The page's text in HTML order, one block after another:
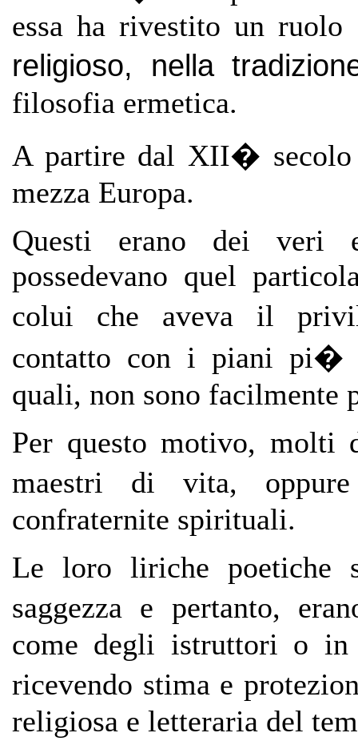
essa ha rivestito un ruolo
religioso, nella
filosofia ermetica.
A partire dal XII�
mezza Europa.
Questi erano dei veri
possedevano quel
colui che aveva il
contatto con i piani pi�
quali, non sono
Per questo motivo,
maestri di vita,
confraternite spirituali.
Le loro liriche poetiche
saggezza e pertanto,
come degli istruttori o
ricevendo stima e
religiosa e letteraria del